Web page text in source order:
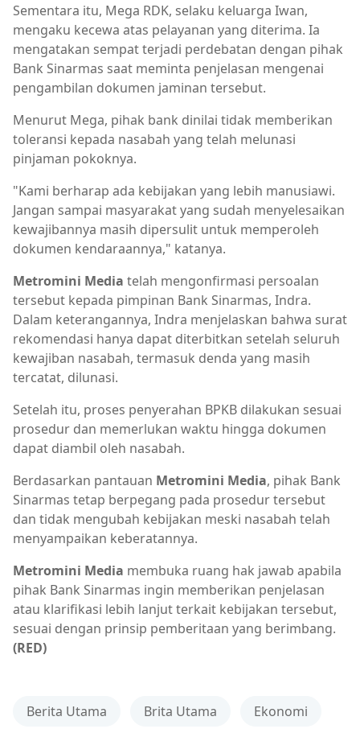
Sementara itu, Mega RDK, selaku keluarga Iwan,
mengaku kecewa atas pelayanan yang diterima. Ia
mengatakan sempat terjadi perdebatan dengan pihak
Bank Sinarmas saat meminta penjelasan mengenai
pengambilan dokumen jaminan tersebut.
Menurut Mega, pihak bank dinilai tidak memberikan
toleransi kepada nasabah yang telah melunasi
pinjaman pokoknya.
"Kami berharap ada kebijakan yang lebih manusiawi.
Jangan sampai masyarakat yang sudah menyelesaikan
kewajibannya masih dipersulit untuk memperoleh
dokumen kendaraannya," katanya.
Metromini Media telah mengonfirmasi persoalan
tersebut kepada pimpinan Bank Sinarmas, Indra.
Dalam keterangannya, Indra menjelaskan bahwa surat
rekomendasi hanya dapat diterbitkan setelah seluruh
kewajiban nasabah, termasuk denda yang masih
tercatat, dilunasi.
Setelah itu, proses penyerahan BPKB dilakukan sesuai
prosedur dan memerlukan waktu hingga dokumen
dapat diambil oleh nasabah.
Berdasarkan pantauan Metromini Media, pihak Bank
Sinarmas tetap berpegang pada prosedur tersebut
dan tidak mengubah kebijakan meski nasabah telah
menyampaikan keberatannya.
Metromini Media membuka ruang hak jawab apabila
pihak Bank Sinarmas ingin memberikan penjelasan
atau klarifikasi lebih lanjut terkait kebijakan tersebut,
sesuai dengan prinsip pemberitaan yang berimbang.
(RED)
Berita Utama Brita Utama Ekonomi